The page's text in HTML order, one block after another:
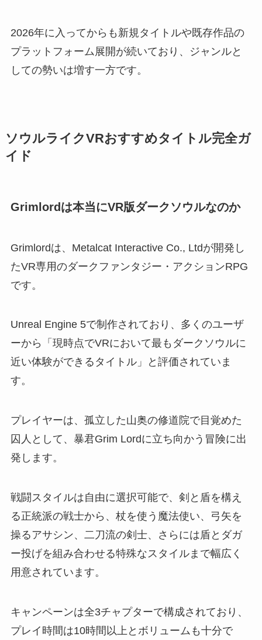
2026年に入ってからも新規タイトルや既存作品の
プラットフォーム展開が続いており、ジャンルと
しての勢いは増す一方です。
ソウルライクVRおすすめタイトル完全ガ
イド
Grimlordは本当にVR版ダークソウルなのか
Grimlordは、Metalcat Interactive Co., Ltdが開発し
たVR専用のダークファンタジー・アクションRPG
です。
Unreal Engine 5で制作されており、多くのユーザ
ーから「現時点でVRにおいて最もダークソウルに
近い体験ができるタイトル」と評価されていま
す。
プレイヤーは、孤立した山奥の修道院で目覚めた
囚人として、暴君Grim Lordに立ち向かう冒険に出
発します。
戦闘スタイルは自由に選択可能で、剣と盾を構え
る正統派の戦士から、杖を使う魔法使い、弓矢を
操るアサシン、二刀流の剣士、さらには盾とダガ
ー投げを組み合わせる特殊なスタイルまで幅広く
用意されています。
キャンペーンは全3チャプターで構成されており、
プレイ時間は10時間以上とボリュームも十分で